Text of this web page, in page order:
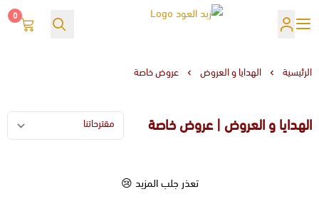
0
الرئيسية الهدايا و العروض عروض خاصة
الهدايا و العروض | عروض خاصة
تعذر جلب المزيد 😢